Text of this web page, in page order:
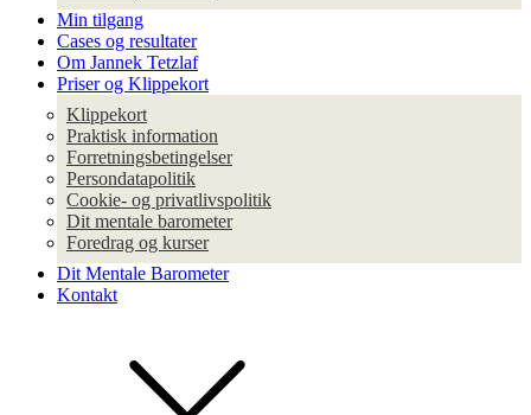
Min tilgang
Cases og resultater
Om Jannek Tetzlaf
Priser og Klippekort
Klippekort
Praktisk information
Forretningsbetingelser
Persondatapolitik
Cookie- og privatlivspolitik
Dit mentale barometer
Foredrag og kurser
Dit Mentale Barometer
Kontakt